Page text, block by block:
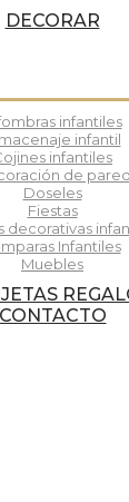
DECORAR
infantiles
infantil
infantiles
de pared
Doseles
Fiestas
decorativas
Infantiles
Muebles
CONTACTO